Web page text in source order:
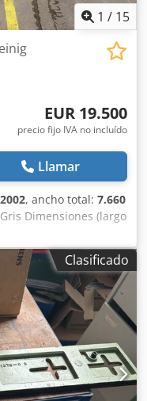
1 / 15
EUR 19.500
precio fijo IVA no incluído
Llamar
2002, ancho total: 7.660
Dimensiones (largo
de cuatro
Año de fabricación:
de trabajo
trabajo
de trabajo: 5/24
Diámetro del
a … kW 2./3.
Husillo – superior a 11
– inferior a … kW
(largo x ancho x alto),
Clasificado